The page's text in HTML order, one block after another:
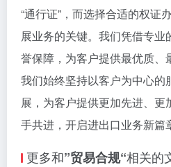
“通行证”，而选择合适的权证
展业务的关键。我们凭借专
誉保障，为客户提供最优质、
我们始终坚持以客户为中心的
展，为客户提供更加先进、
手共进，开启进出口业务新篇
更多和”贸易合规“相关的